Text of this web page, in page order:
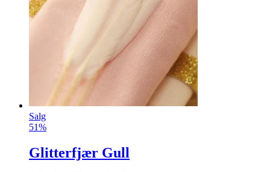
Salg
51%
Glitterfjær Gull